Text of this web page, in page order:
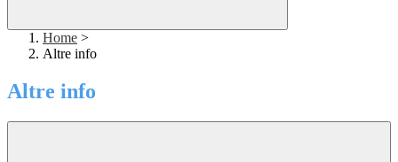
Home >
Altre info
Altre info